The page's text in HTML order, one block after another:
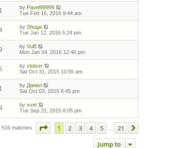
by Pavel99999
Tue Feb 16, 2016 9:44 am
by Shuga
Tue Jan 12, 2016 5:24 pm
by VuB
Mon Jan 04, 2016 12:40 pm
by zlotser
Sat Oct 31, 2015 10:55 am
by Данил
Sat Oct 03, 2015 8:45 pm
by svet
Tue Sep 22, 2015 8:05 pm
matches Page of 21
1 2 3 4 5 21
Jump to